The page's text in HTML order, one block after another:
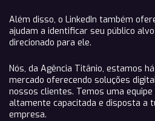
Além disso, o LinkedIn também
ajudam a identificar seu público
direcionado para ele.
Nós, da Agência Titânio, estamos
mercado oferecendo soluções
nossos clientes. Temos uma
altamente capacitada e disposta a
empresa.